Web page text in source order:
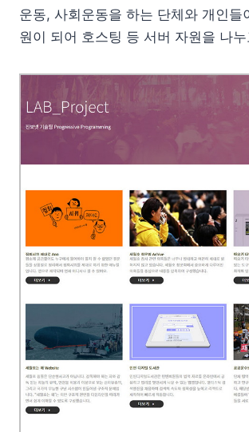
운동, 사회운동을 하는 단체와 개인들
원이 되어 호스팅 등 서버 자원을 나